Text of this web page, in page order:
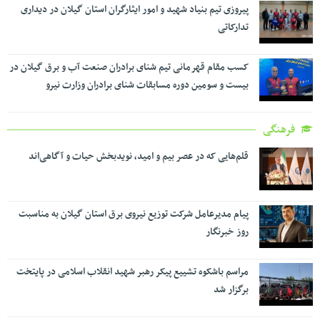
پیروزی تیم بنیاد شهید و امور ایثارگران استان گیلان در دیداری
تدارکاتی
کسب مقام قهرمانی تیم شنای برادران صنعت آب و برق گیلان در
بیست و سومین دوره مسابقات شنای برادران وزارت نیرو
فرهنگی
قلم‌هایی که در عصر بیم و امید، نویدبخش حیات و آگاهی‌اند
پیام مدیرعامل شرکت توزیع نیروی برق استان گیلان به مناسبت
روز خبرنگار ‌
مراسم باشکوه تشییع پیکر رهبر شهید انقلاب اسلامی در پایتخت
برگزار شد